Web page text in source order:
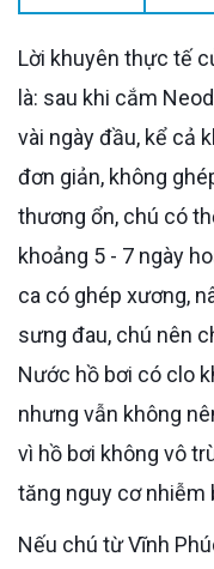
Lời khuyên thực tế của Bác sĩ dành cho chú Hoàng
là: sau khi cắm
vài ngày đầu, kể cả
đơn giản, không
thương ổn, chú có
khoảng 5 - 7 ngày
ca có ghép xương,
sưng đau, chú nên
Nước hồ bơi có clo
nhưng vẫn không
vì hồ bơi không vô
tăng nguy cơ nhiễm
Nếu chú từ Vĩnh